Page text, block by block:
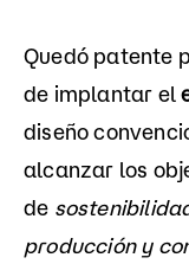
Quedó patente
de implantar el
diseño
alcanzar los
de
producción y